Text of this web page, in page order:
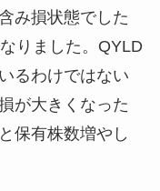
み損状態でした
りました。QYLD
るわけではない
が大きくなった
保有株数増やし